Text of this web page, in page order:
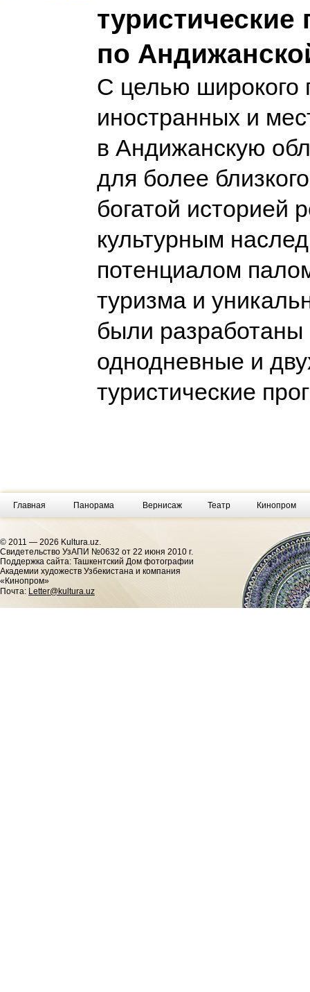
по
С целью широкого
иностранных и
в Андижанскую
для более
богатой историей
культурным
потенциалом
туризма и
были
однодневные и
туристические
Главная Панорама Вернисаж Театр Кинопром
© 2011 — 2026 Kultura.uz.
Cвидетельство УзАПИ №0632 от 22 июня 2010 г.
Поддержка сайта: Ташкентский Дом фотографии
Академии художеств Узбекистана и компания
«Кинопром»
Почта: Letter@kultura.uz